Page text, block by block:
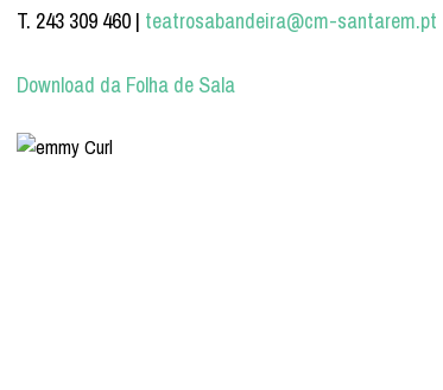
T. 243 309 460 | teatrosabandeira@cm-santarem.pt
Download da Folha de Sala